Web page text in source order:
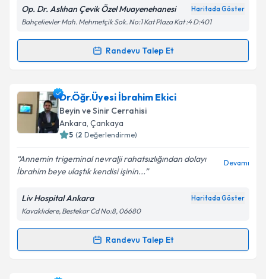
Kişisel verilerimin işlenmesine ilişkin
Metni'ni okudum ve kişisel verilerimin belirtilen
Takvim Talebini Gönder
Op. Dr. Aslıhan Çevik Özel Muayenehanesi Haritada Göster
Bahçelievler Mah. Mehmetçik Sok. No:1 Kat Plaza Kat :4 D:401
Randevu Talep Et
Randevu Takvimi Talebi
Op. Dr. Aslıhan Çevikiçin randevu takvimi talebi
oluşturun. Size bu uzmandan randevu almanız için bir
takvim hazırlandığında e-posta ile bilgilendireceğiz.
Kişisel verilerimin işlenmesine ilişkin
Aydınlatma
Metni'ni okudum ve kişisel verilerimin belirtilen
kapsamda işlenmesini kabul ediyorum.
Dr.Öğr.Üyesi İbrahim Ekici
Beyin ve Sinir Cerrahisi
Ankara, Çankaya
5 (2 Değerlendirme)
Annemin trigeminal nevralji rahatsızlığından dolayı
İbrahim beye ulaştık kendisi işinin...
Devamı
Liv Hospital Ankara Haritada Göster
Kavaklıdere, Bestekar Cd No:8, 06680
Randevu Talep Et
Randevu Takvimi Talebi